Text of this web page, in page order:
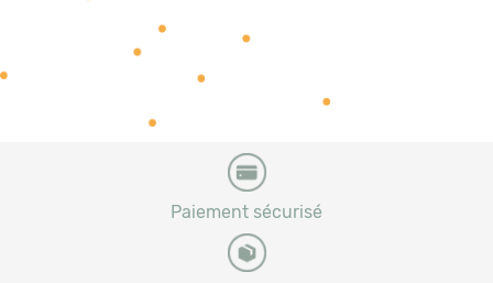
Paiement sécurisé